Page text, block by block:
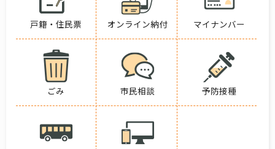
戸籍・住民票 オンライン納付 マイナンバー
ごみ 市民相談 予防接種